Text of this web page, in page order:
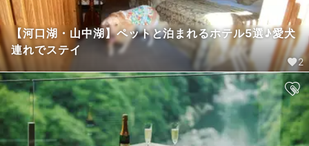
【河口湖・山中湖】ペットと泊まれるホテル5選♪愛犬
連れでステイ
2